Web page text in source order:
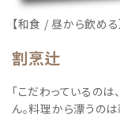
【和食 / 昼から飲める
割烹辻
「こだわっているのは
ん。料理から漂うの